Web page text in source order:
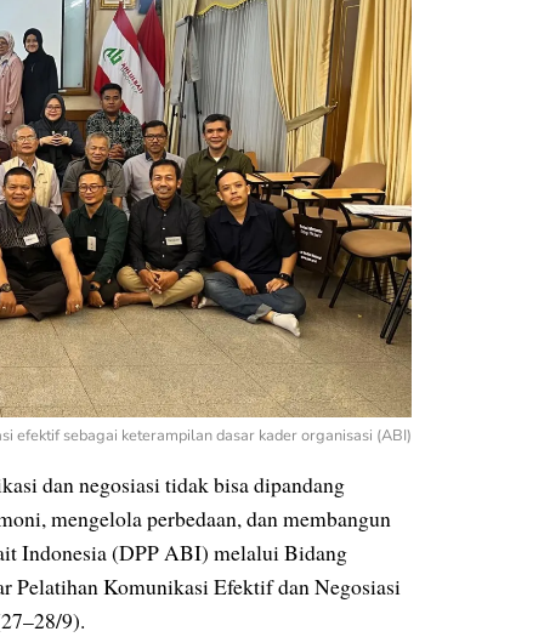
efektif sebagai keterampilan dasar kader organisasi (ABI)
dan negosiasi tidak bisa dipandang
mengelola perbedaan, dan membangun
Indonesia (DPP ABI) melalui Bidang
Pelatihan Komunikasi Efektif dan Negosiasi
9).